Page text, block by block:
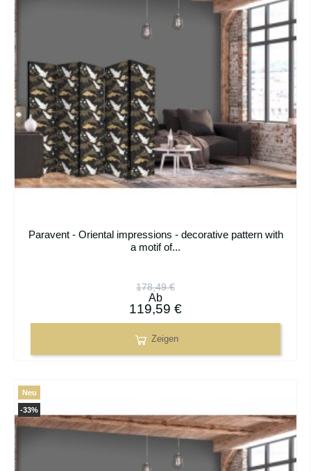
Paravent - Oriental impressions - decorative pattern with
a motif of...
178,49 €
Ab
119,59 €
Zeigen
-33%
Neu